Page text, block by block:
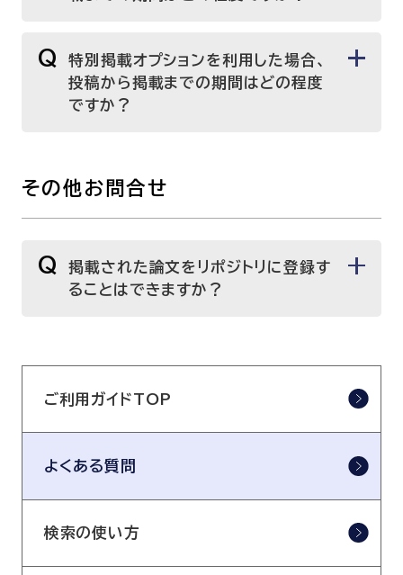
Q
特別掲載オプションを利用した場合、
投稿から掲載までの期間はどの程度
ですか？
その他お問合せ
Q
掲載された論文をリポジトリに登録す
ることはできますか？
ご利用ガイドTOP
よくある質問
検索の使い方